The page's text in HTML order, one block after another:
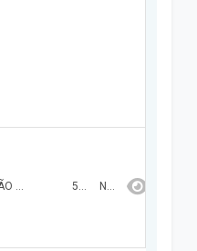
CONTRATAÇÃO DE EMPRESA ESPECIALIZADA PARA FORNECIMENTO DE MATERIAL DE EXPEDIENTE, VISANDO ASSIM, ATENDER AS NECESSIDADES DA CÂMARA MUNICIPAL DE NAZÁRIA/PI. 58.864,50 NÃO FINALIZADA